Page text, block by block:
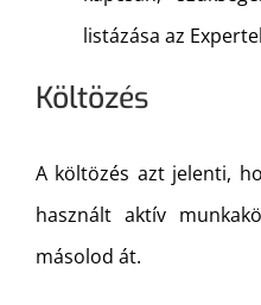
listázása az
Költözés
A költözés azt jelenti,
használt aktív
másolod át.